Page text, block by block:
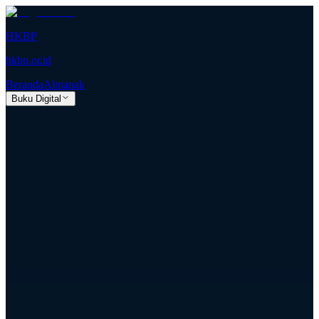
HKBP
hkbp.or.id
BerandaAlmanak
Buku Digital